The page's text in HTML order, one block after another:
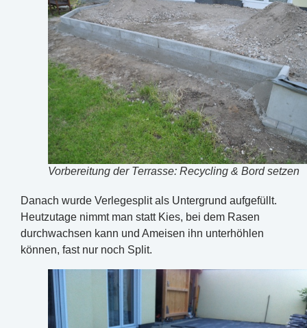
Vorbereitung der Terrasse: Recycling & Bord setzen
Danach wurde Verlegesplit als Untergrund aufgefüllt.
Heutzutage nimmt man statt Kies, bei dem Rasen
durchwachsen kann und Ameisen ihn unterhöhlen
können, fast nur noch Split.